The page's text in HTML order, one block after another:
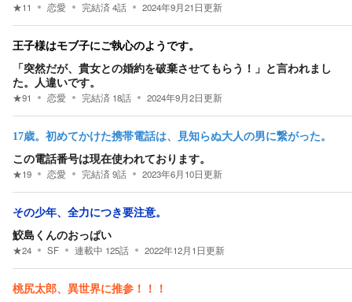
★11 恋愛 完結済4話 2024年9月21日更新
王子様はモブ子にご執心のようです。
「突然だが、貴女との婚約を破棄させてもらう！」と言われまし
た。人違いです。
★91 恋愛 完結済 18話 2024年9月2日更新
17歳。初めてかけた携帯電話は、見知らぬ大人の男に繋がった。
この電話番号は現在使われております。
★19 恋愛 完結済9話 2023年6月10日更新
その少年、全力につき要注意。
鮫島くんのおっぱい
★24 SF 連載中 125話 2022年12月1日更新
桃尻太郎、異世界に推参！！！